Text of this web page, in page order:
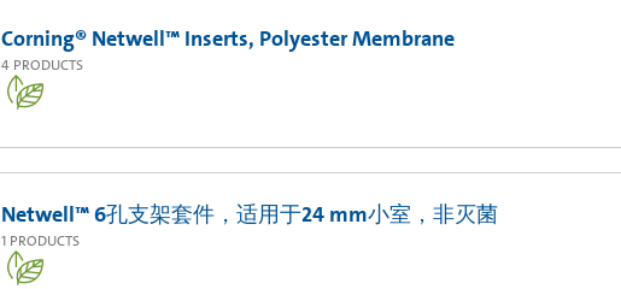
Corning® Netwell™ Inserts, Polyester Membrane
4 PRODUCTS
Netwell™ 6孔支架套件，适用于24 mm小室，非灭菌
1 PRODUCTS